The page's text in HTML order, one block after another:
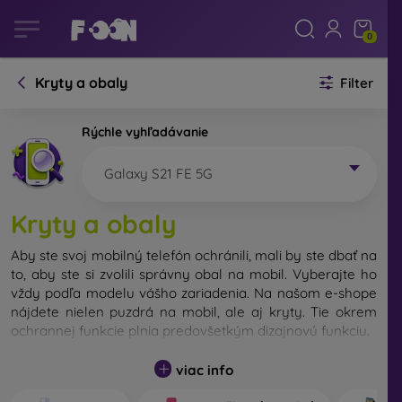
0
Kryty a obaly Filter
Rýchle vyhľadávanie
Galaxy S21 FE 5G
Kryty a obaly
Aby ste svoj mobilný telefón ochránili, mali by ste dbať na
to, aby ste si zvolili správny obal na mobil. Vyberajte ho
vždy podľa modelu vášho zariadenia. Na našom e-shope
nájdete nielen puzdrá na mobil, ale aj kryty. Tie okrem
ochrannej funkcie plnia predovšetkým dizajnovú funkciu.
Kryt na mobil môžeme nazvať tiež zadný kryt. Je určený
na ochranu zadnej časti telefónu. Jednotlivé kryty na
viac info